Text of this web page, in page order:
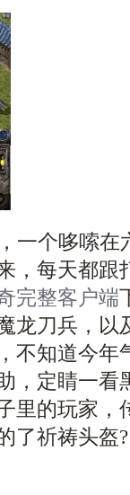
一个哆嗦在
，每天都跟
完整客户端
龙刀兵，以
不知道今年
，定睛一看
里的玩家，
了祈祷头盔?